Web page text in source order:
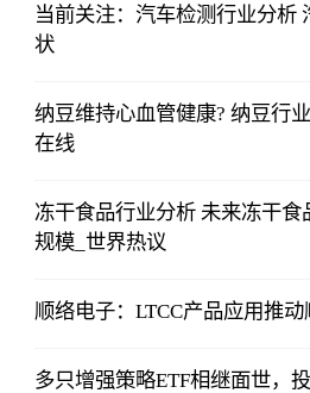
当前关注：汽车检测行业分析
状
纳豆维持心血管健康? 纳豆行
在线
冻干食品行业分析 未来冻干
规模_世界热议
顺络电子：LTCC产品应用推
多只增强策略ETF相继面世，